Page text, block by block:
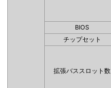
BIOS
チップセット
拡張バススロット数